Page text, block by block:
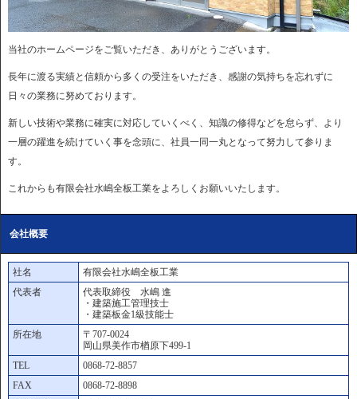
当社のホームページをご覧いただき、ありがとうございます。
長年に渡る実績と信頼から多くの受注をいただき、感謝の気持ちを忘れずに
日々の業務に努めております。
新しい技術や業務に確実に対応していくべく、知識の修得などを怠らず、より
一層の躍進を続けていく事を念頭に、社員一同一丸となって努力して参りま
す。
これからも有限会社水嶋全板工業をよろしくお願いいたします。
会社概要
社名
有限会社水嶋全板工業
代表者
代表取締役 水嶋 進
・建築施工管理技士
・建築板金1級技能士
所在地
〒707-0024
岡山県美作市楢原下499-1
TEL
0868-72-8857
FAX
0868-72-8898